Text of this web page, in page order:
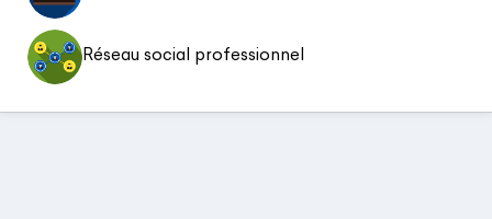
Réseau social professionnel